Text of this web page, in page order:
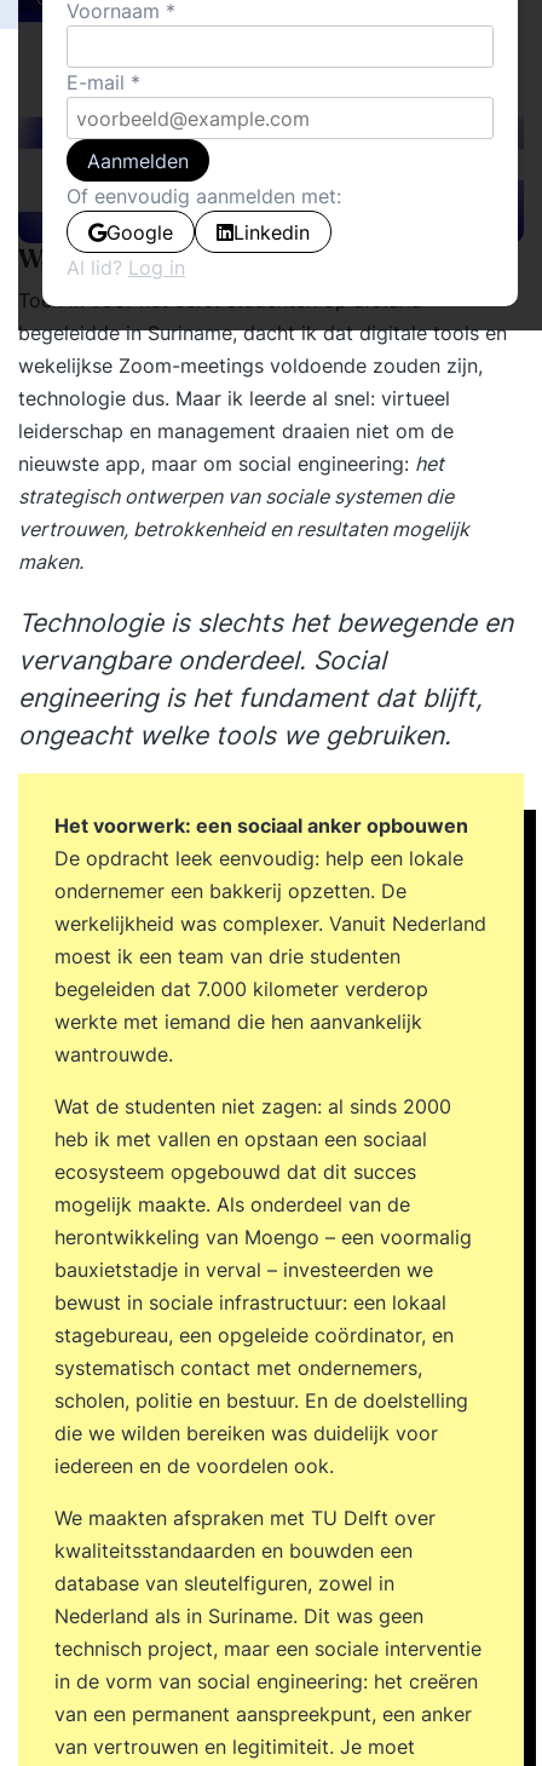
Waar veel managers over struikelen
Toen ik voor het eerst studenten op afstand
begeleidde in Suriname, dacht ik dat digitale tools en
wekelijkse Zoom-meetings voldoende zouden zijn,
technologie dus. Maar ik leerde al snel: virtueel
leiderschap en management draaien niet om de
nieuwste app, maar om social engineering: het
strategisch ontwerpen van sociale systemen die
vertrouwen, betrokkenheid en resultaten mogelijk
maken.
Technologie is slechts het bewegende en
vervangbare onderdeel. Social
engineering is het fundament dat blijft,
ongeacht welke tools we gebruiken.
Het voorwerk: een sociaal anker opbouwen
De opdracht leek eenvoudig: help een lokale
ondernemer een bakkerij opzetten. De
werkelijkheid was complexer. Vanuit Nederland
moest ik een team van drie studenten
begeleiden dat 7.000 kilometer verderop
werkte met iemand die hen aanvankelijk
wantrouwde.
Wat de studenten niet zagen: al sinds 2000
heb ik met vallen en opstaan een sociaal
ecosysteem opgebouwd dat dit succes
mogelijk maakte. Als onderdeel van de
herontwikkeling van Moengo – een voormalig
bauxietstadje in verval – investeerden we
bewust in sociale infrastructuur: een lokaal
stagebureau, een opgeleide coördinator, en
systematisch contact met ondernemers,
scholen, politie en bestuur. En de doelstelling
die we wilden bereiken was duidelijk voor
iedereen en de voordelen ook.
We maakten afspraken met TU Delft over
kwaliteitsstandaarden en bouwden een
database van sleutelfiguren, zowel in
Nederland als in Suriname. Dit was geen
technisch project, maar een sociale interventie
in de vorm van social engineering: het creëren
van een permanent aanspreekpunt, een anker
van vertrouwen en legitimiteit. Je moet
Voornaam
E-mail
Aanmelden
Of eenvoudig aanmelden met:
Google
Linkedin
Al lid? Log in